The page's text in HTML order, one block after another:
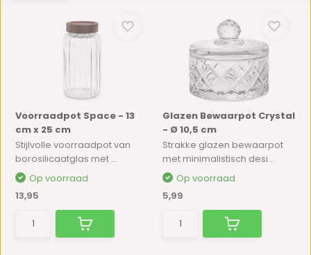
Voorraadpot Space - 13
cm x 25 cm
Stijlvolle voorraadpot van
borosilicaatglas met ...
Op voorraad
13,95
Glazen Bewaarpot Crystal
- Ø 10,5 cm
Strakke glazen bewaarpot
met minimalistisch desi...
Op voorraad
5,99